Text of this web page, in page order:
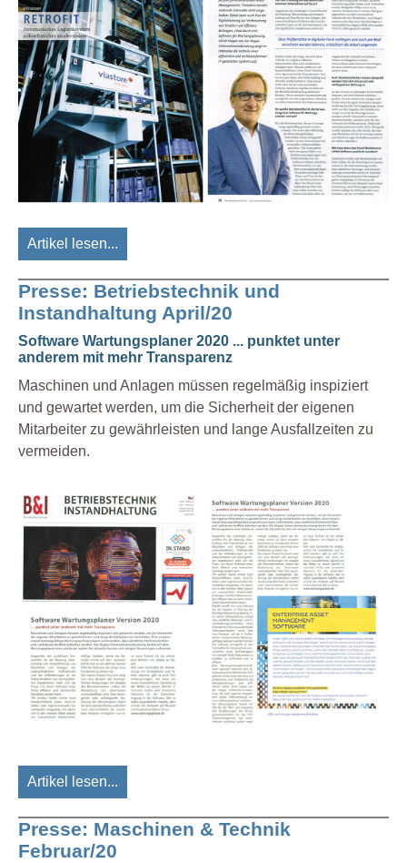
Artikel lesen...
Presse: Betriebstechnik und
Instandhaltung April/20
Software Wartungsplaner 2020 ... punktet unter
anderem mit mehr Transparenz
Maschinen und Anlagen müssen regelmäßig inspiziert
und gewartet werden, um die Sicherheit der eigenen
Mitarbeiter zu gewährleisten und lange Ausfallzeiten zu
vermeiden.
Artikel lesen...
Presse: Maschinen & Technik
Februar/20